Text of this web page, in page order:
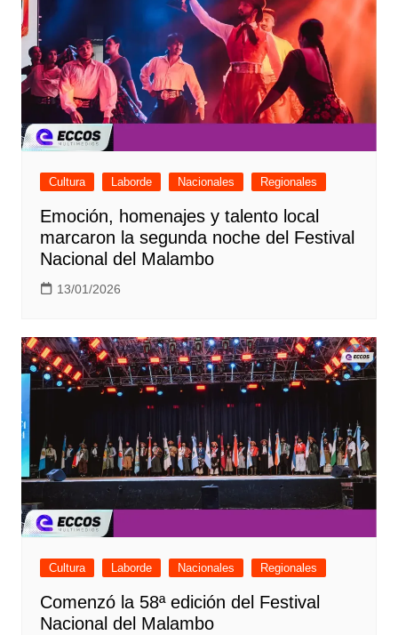
Cultura Laborde Nacionales Regionales
Emoción, homenajes y talento local
marcaron la segunda noche del Festival
Nacional del Malambo
13/01/2026
Cultura Laborde Nacionales Regionales
Comenzó la 58ª edición del Festival
Nacional del Malambo